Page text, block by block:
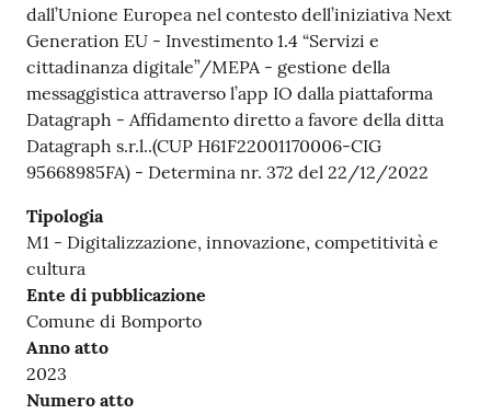
dall’Unione Europea nel contesto dell’iniziativa Next
Generation EU - Investimento 1.4 “Servizi e
cittadinanza digitale”/MEPA - gestione della
messaggistica attraverso l’app IO dalla piattaforma
Datagraph - Affidamento diretto a favore della ditta
Datagraph s.r.l..(CUP H61F22001170006-CIG
95668985FA) - Determina nr. 372 del 22/12/2022
Tipologia
M1 - Digitalizzazione, innovazione, competitività e
cultura
Ente di pubblicazione
Comune di Bomporto
Anno atto
2023
Numero atto